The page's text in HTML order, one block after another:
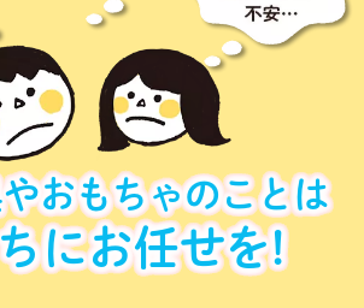
おもちゃのことは
にお任せを!